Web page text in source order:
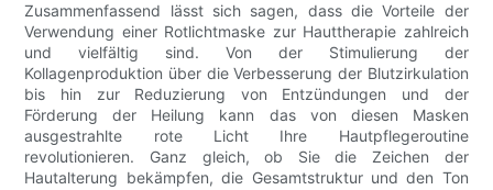
Zusammenfassend lässt sich sagen, dass die Vorteile der
Verwendung einer Rotlichtmaske zur Hauttherapie zahlreich
und vielfältig sind. Von der Stimulierung der
Kollagenproduktion über die Verbesserung der Blutzirkulation
bis hin zur Reduzierung von Entzündungen und der
Förderung der Heilung kann das von diesen Masken
ausgestrahlte rote Licht Ihre Hautpflegeroutine
revolutionieren. Ganz gleich, ob Sie die Zeichen der
Hautalterung bekämpfen, die Gesamtstruktur und den Ton